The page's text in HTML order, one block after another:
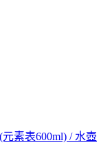
素表600ml) / 水壺